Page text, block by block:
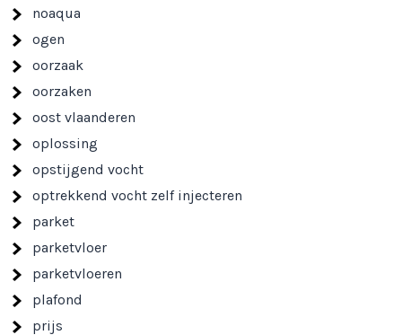
noaqua
ogen
oorzaak
oorzaken
oost vlaanderen
oplossing
opstijgend vocht
optrekkend vocht zelf injecteren
parket
parketvloer
parketvloeren
plafond
prijs